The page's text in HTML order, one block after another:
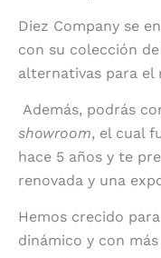
Diez Company se
con su colección
alternativas para el
Además, podrás
showroom, el cual
hace 5 años y te
renovada y una
Hemos crecido
dinámico y con